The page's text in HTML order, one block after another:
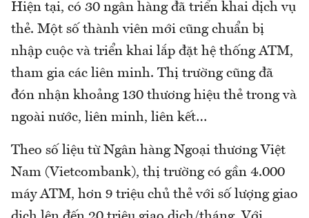
Hiện tại, có 30 ngân hàng đã triển khai dịch vụ
thẻ. Một số thành viên mới cũng chuẩn bị
nhập cuộc và triển khai lắp đặt hệ thống ATM,
tham gia các liên minh. Thị trường cũng đã
đón nhận khoảng 130 thương hiệu thẻ trong và
ngoài nước, liên minh, liên kết…
Theo số liệu từ Ngân hàng Ngoại thương Việt
Nam (Vietcombank), thị trường có gần 4.000
máy ATM, hơn 9 triệu chủ thẻ với số lượng giao